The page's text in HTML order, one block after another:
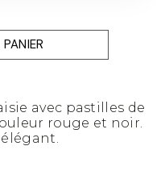
avec pastilles de
rouge et noir.